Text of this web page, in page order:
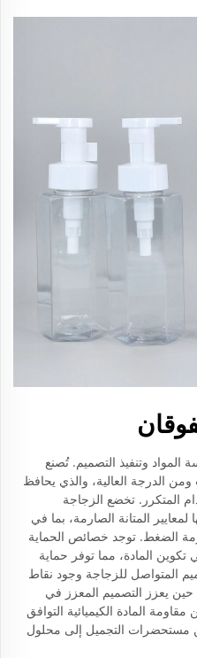
وتنفيذ التصميم. تُصنع
الدرجة العالية، والذي يحافظ
المتكرر. تخضع الزجاجة
المتانة الصارمة، بما في
الضغط. توجد خصائص الحماية
المادة، مما توفر حماية
المتواصل للزجاجة وجود نقاط
يعزز التصميم المعزز في
المادة الكيميائية التوافق
مستحضرات التجميل إلى محلول